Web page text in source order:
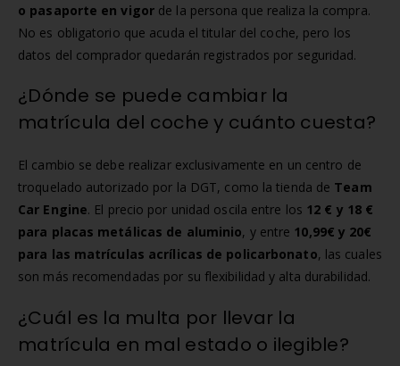
o pasaporte en vigor de la persona que realiza la compra.
No es obligatorio que acuda el titular del coche, pero los
datos del comprador quedarán registrados por seguridad.
¿Dónde se puede cambiar la
matrícula del coche y cuánto cuesta?
El cambio se debe realizar exclusivamente en un centro de
troquelado autorizado por la DGT, como la tienda de Team
Car Engine. El precio por unidad oscila entre los 12 € y 18 €
para placas metálicas de aluminio, y entre 10,99€ y 20€
para las matrículas acrílicas de policarbonato, las cuales
son más recomendadas por su flexibilidad y alta durabilidad.
¿Cuál es la multa por llevar la
matrícula en mal estado o ilegible?